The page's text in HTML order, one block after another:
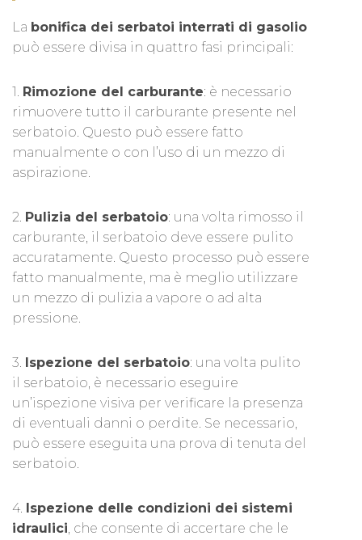
La bonifica dei serbatoi interrati di gasolio
può essere divisa in quattro fasi principali:
1. Rimozione del carburante: è necessario
rimuovere tutto il carburante presente nel
serbatoio. Questo può essere fatto
manualmente o con l’uso di un mezzo di
aspirazione.
2. Pulizia del serbatoio: una volta rimosso il
carburante, il serbatoio deve essere pulito
accuratamente. Questo processo può essere
fatto manualmente, ma è meglio utilizzare
un mezzo di pulizia a vapore o ad alta
pressione.
3. Ispezione del serbatoio: una volta pulito
il serbatoio, è necessario eseguire
un’ispezione visiva per verificare la presenza
di eventuali danni o perdite. Se necessario,
può essere eseguita una prova di tenuta del
serbatoio.
4. Ispezione delle condizioni dei sistemi
idraulici, che consente di accertare che le